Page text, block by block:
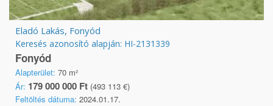
Eladó Lakás, Fonyód
Keresés azonosító alapján: HI-2131339
Fonyód
Alapterület: 70 m²
Ár: 179 000 000 Ft (493 113 €)
Feltöltés dátuma: 2024.01.17.